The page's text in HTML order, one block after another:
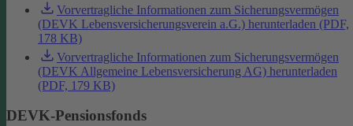
Vorvertragliche Informationen zum Sicherungsvermögen
(DEVK Lebensversicherungsverein a.G.) herunterladen (PDF,
178 KB)
Vorvertragliche Informationen zum Sicherungsvermögen
(DEVK Allgemeine Lebensversicherung AG) herunterladen
(PDF, 179 KB)
DEVK-Pensionsfonds